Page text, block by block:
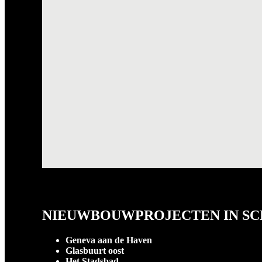
NIEUWBOUWPROJECTEN IN
Geneva aan de Haven
Glasbuurt oost